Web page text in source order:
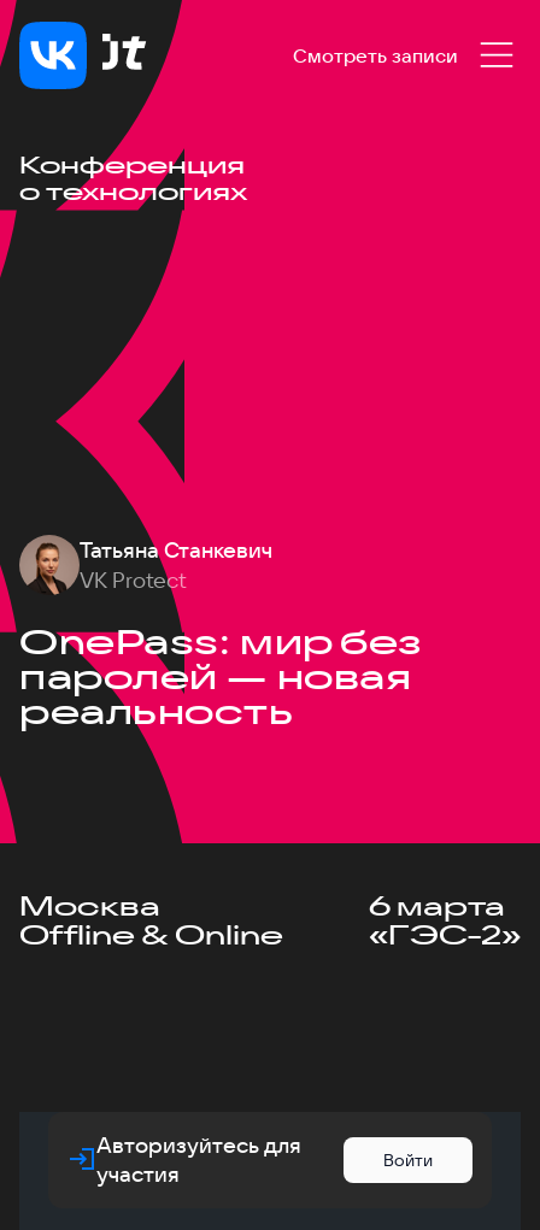
Смотреть записи
Конференция
о технологиях
Татьяна Станкевич
VK Protect
OnePass: мир без
паролей — новая
реальность
Москва
Offline & Online
6 марта
«ГЭС-2»
Авторизуйтесь для
участия
Войти